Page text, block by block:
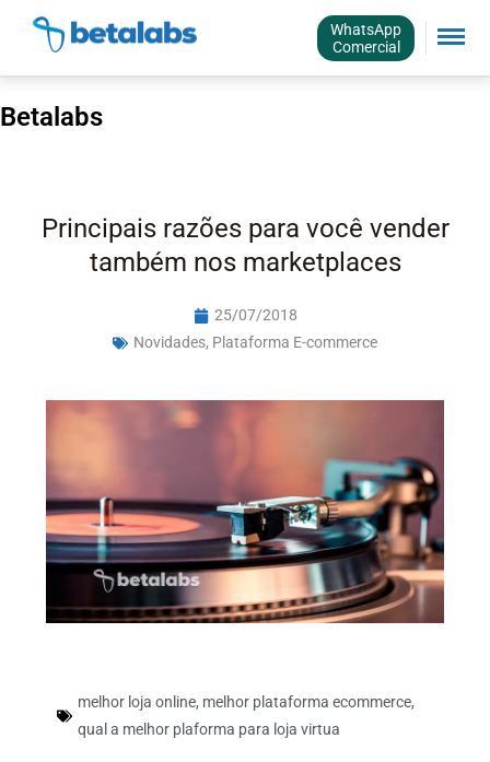
WhatsApp
Comercial
Betalabs
Principais razões para você vender
também nos marketplaces
25/07/2018
Novidades, Plataforma E-commerce
melhor loja online, melhor plataforma ecommerce,
qual a melhor plaforma para loja virtua